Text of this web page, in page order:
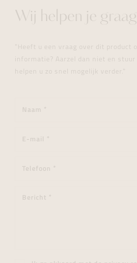
Wij helpen je
"Heeft u een vraag over dit product
informatie? Aarzel dan niet en
helpen u zo snel mogelijk verder."